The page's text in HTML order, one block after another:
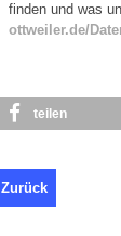
finden und was
ottweiler.de/
teilen
Zurück